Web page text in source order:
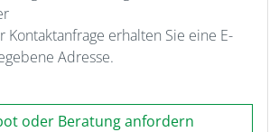
Kontaktanfrage erhalten Sie eine E-
Adresse.
oder Beratung anfordern